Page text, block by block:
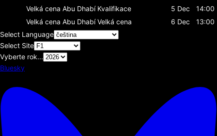
Velká cena Abu Dhabí Kvalifikace 5 Dec
14:00
Velká cena Abu Dhabí Velká cena 6 Dec
13:00
Select Language
Select Site
Vyberte rok...
Bluesky